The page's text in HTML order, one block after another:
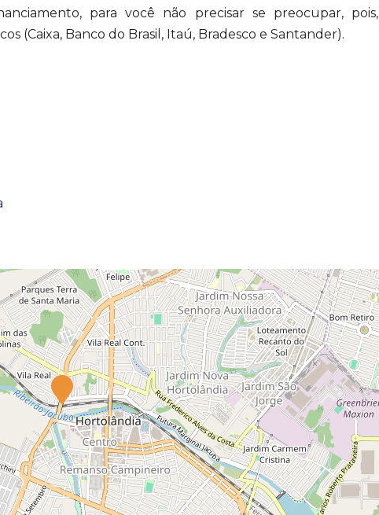
para você não precisar se preocupar, pois,
(Caixa, Banco do Brasil, Itaú, Bradesco e Santander).